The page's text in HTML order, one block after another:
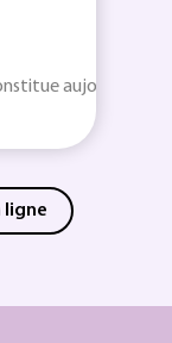
aujourd’hui
ligne